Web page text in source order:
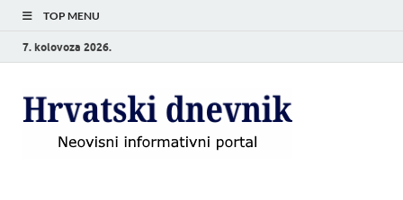
TOP MENU
7. kolovoza 2026.